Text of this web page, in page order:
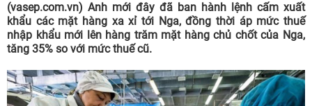
(vasep.com.vn) Anh mới đây đã ban hành lệnh cấm xuất
khẩu các mặt hàng xa xỉ tới Nga, đồng thời áp mức thuế
nhập khẩu mới lên hàng trăm mặt hàng chủ chốt của Nga,
tăng 35% so với mức thuế cũ.